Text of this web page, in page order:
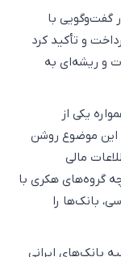
گفت‌وگویی با
و تأکید کرد
و ریشه‌ای به
یکی از
این موضوع روشن
مالی
چه گروه‌های هکری با
بانک‌ها را
بانک‌های ایرانی